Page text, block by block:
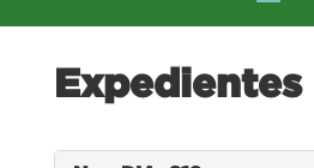
Expedientes